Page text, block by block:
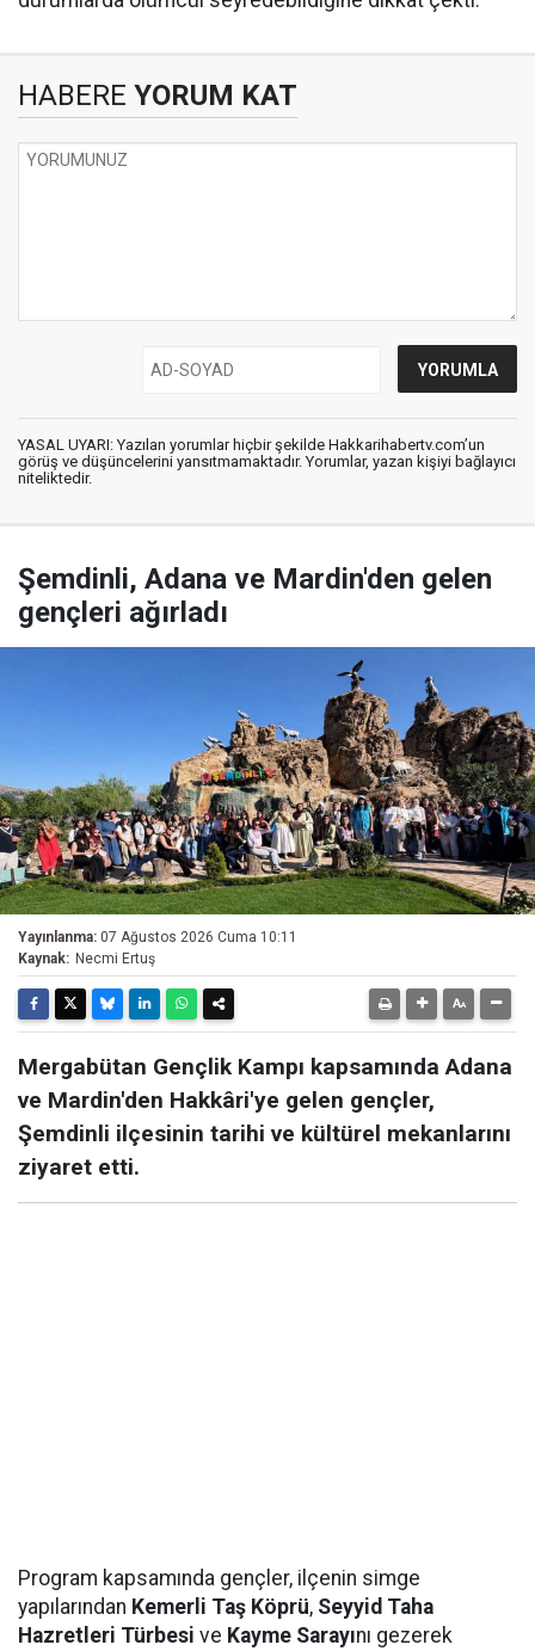
HABERE YORUM KAT
YASAL UYARI: Yazılan yorumlar hiçbir şekilde Hakkarihabertv.com’un
görüş ve düşüncelerini yansıtmamaktadır. Yorumlar, yazan kişiyi bağlayıcı
niteliktedir.
Şemdinli, Adana ve Mardin'den gelen
gençleri ağırladı
Yayınlanma: 07 Ağustos 2026 Cuma 10:11
Kaynak: Necmi Ertuş
Mergabütan Gençlik Kampı kapsamında Adana
ve Mardin'den Hakkâri'ye gelen gençler,
Şemdinli ilçesinin tarihi ve kültürel mekanlarını
ziyaret etti.
Program kapsamında gençler, ilçenin simge
yapılarından Kemerli Taş Köprü, Seyyid Taha
Hazretleri Türbesi ve Kayme Sarayını gezerek